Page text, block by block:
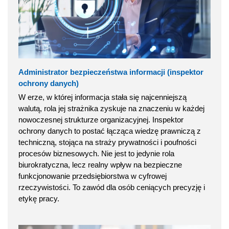
Administrator bezpieczeństwa informacji (inspektor
ochrony danych)
W erze, w której informacja stała się najcenniejszą
walutą, rola jej strażnika zyskuje na znaczeniu w każdej
nowoczesnej strukturze organizacyjnej. Inspektor
ochrony danych to postać łącząca wiedzę prawniczą z
techniczną, stojąca na straży prywatności i poufności
procesów biznesowych. Nie jest to jedynie rola
biurokratyczna, lecz realny wpływ na bezpieczne
funkcjonowanie przedsiębiorstwa w cyfrowej
rzeczywistości. To zawód dla osób ceniących precyzję i
etykę pracy.